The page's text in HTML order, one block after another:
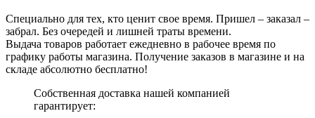
Специально для тех, кто ценит свое время. Пришел – заказал –
забрал. Без очередей и лишней траты времени.
Выдача товаров работает ежедневно в рабочее время по
графику работы магазина. Получение заказов в магазине и на
складе абсолютно бесплатно!
Собственная доставка нашей компанией
гарантирует: